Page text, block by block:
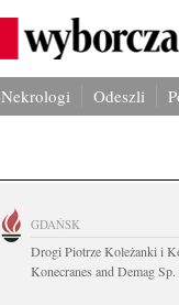
Nekrologi Odeszli
GDAŃSK
Drogi Piotrze Koleżanki i
Konecranes and Demag